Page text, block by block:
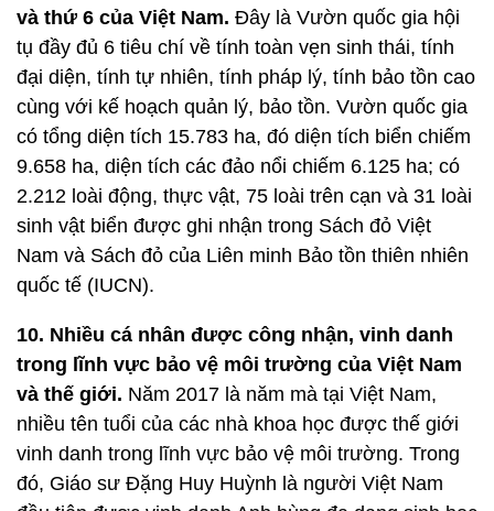
và thứ 6 của Việt Nam. Đây là Vườn quốc gia hội
tụ đầy đủ 6 tiêu chí về tính toàn vẹn sinh thái, tính
đại diện, tính tự nhiên, tính pháp lý, tính bảo tồn cao
cùng với kế hoạch quản lý, bảo tồn. Vườn quốc gia
có tổng diện tích 15.783 ha, đó diện tích biển chiếm
9.658 ha, diện tích các đảo nổi chiếm 6.125 ha; có
2.212 loài động, thực vật, 75 loài trên cạn và 31 loài
sinh vật biển được ghi nhận trong Sách đỏ Việt
Nam và Sách đỏ của Liên minh Bảo tồn thiên nhiên
quốc tế (IUCN).
10. Nhiều cá nhân được công nhận, vinh danh
trong lĩnh vực bảo vệ môi trường của Việt Nam
và thế giới. Năm 2017 là năm mà tại Việt Nam,
nhiều tên tuổi của các nhà khoa học được thế giới
vinh danh trong lĩnh vực bảo vệ môi trường. Trong
đó, Giáo sư Đặng Huy Huỳnh là người Việt Nam